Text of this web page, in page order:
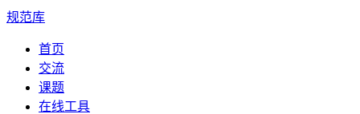
规范库
首页
交流
课题
在线工具